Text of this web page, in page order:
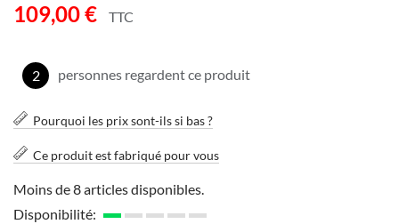
109,00 € TTC
2 personnes regardent ce produit
Pourquoi les prix sont-ils si bas ?
Ce produit est fabriqué pour vous
Moins de 8 articles disponibles.
Disponibilité: